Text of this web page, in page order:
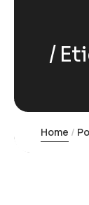
Home